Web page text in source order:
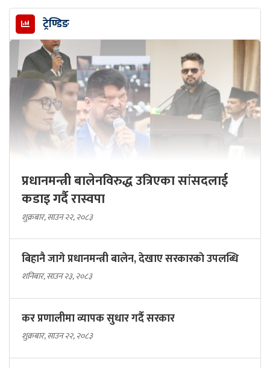
ट्रेण्डिङ
प्रधानमन्त्री बालेनविरुद्ध उत्रिएका सांसदलाई
कडाइ गर्दै रास्वपा
शुक्रबार, साउन २२, २०८३
बिहानै जागे प्रधानमन्त्री बालेन, देखाए सरकारकाे उपलब्धि
शनिबार, साउन २३, २०८३
कर प्रणालीमा व्यापक सुधार गर्दै सरकार
शुक्रबार, साउन २२, २०८३